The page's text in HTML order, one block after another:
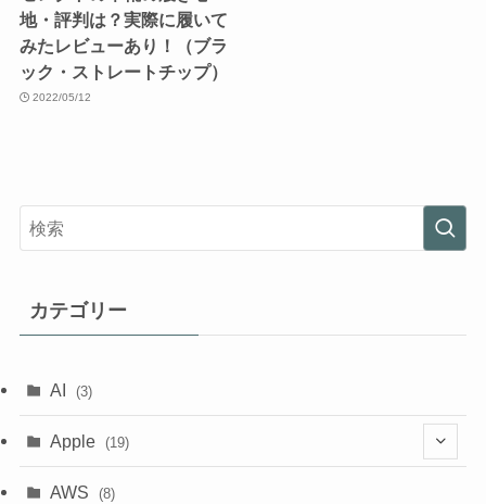
地・評判は？実際に履いて
みたレビューあり！（ブラ
ック・ストレートチップ）
2022/05/12
カテゴリー
AI (3)
Apple (19)
(1)
AWS (8)